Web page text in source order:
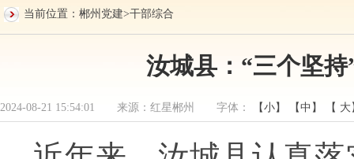
当前位置： 郴州党建>干部综合
汝城县：“三个坚
2024-08-21 15:54:01 来源：红星郴州 字体： 【小】 【中】 【